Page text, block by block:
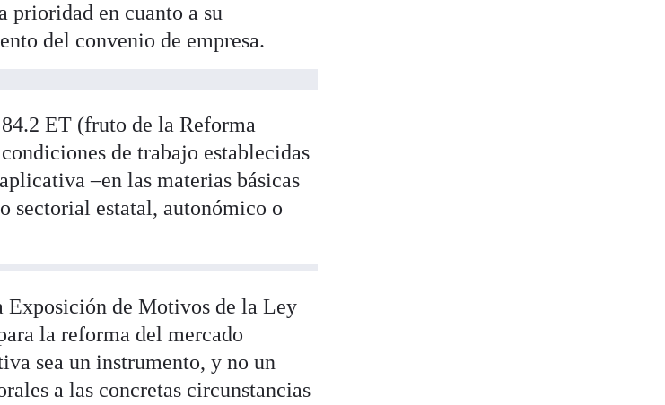
prioridad en cuanto a su
del convenio de empresa.
ET (fruto de la Reforma
de trabajo establecidas
–en las materias básicas
sectorial estatal, autonómico o
Exposición de Motivos de la Ley
la reforma del mercado
sea un instrumento, y no un
a las concretas circunstancias